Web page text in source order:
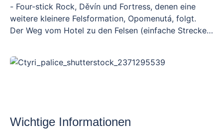
- Four-stick Rock, Děvín und Fortress, denen eine
weitere kleinere Felsformation, Opomenutá, folgt.
Der Weg vom Hotel zu den Felsen (einfache Strecke)
die alleine wandern. Die Wanderung durch das
Naturschutzgebiet ist eine ideale Wahl für alle, die
Wichtige Informationen